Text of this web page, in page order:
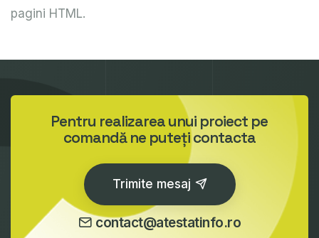
pagini HTML.
Pentru realizarea unui proiect pe
comandă ne puteți contacta
Trimite mesaj
contact@atestatinfo.ro